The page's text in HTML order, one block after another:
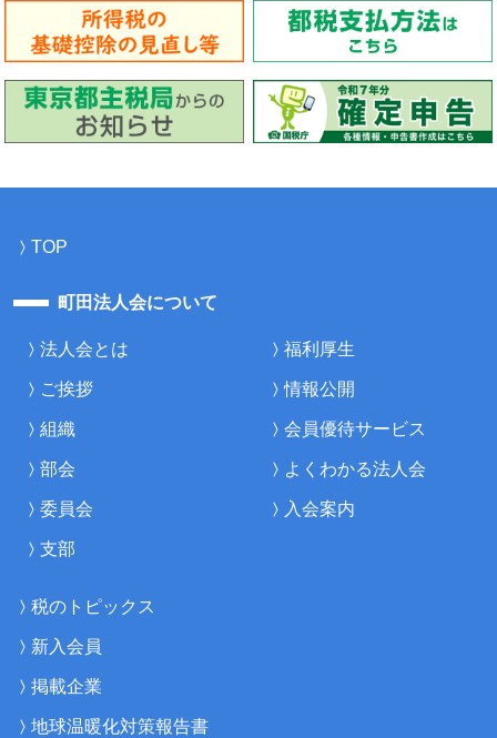
TOP
町田法人会について
法人会とは
ご挨拶
組織
部会
委員会
支部
福利厚生
情報公開
会員優待サービス
よくわかる法人会
入会案内
税のトピックス
新入会員
掲載企業
地球温暖化対策報告書